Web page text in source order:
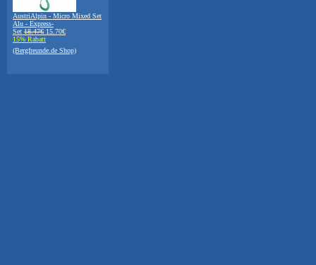
AustriAlpin - Micro Mixed Set
Alu - Express-
Set 18.47€ 15.70€
15% Rabatt
(Bergfreunde.de Shop)